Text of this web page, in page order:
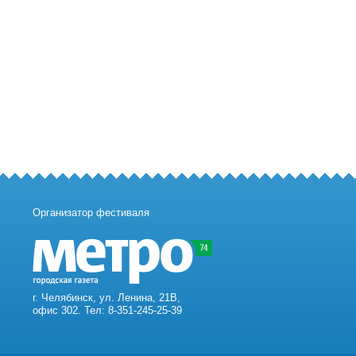
Организатор фестиваля
г. Челябинск, ул. Ленина, 21В,
офис 302. Тел: 8-351-245-25-39